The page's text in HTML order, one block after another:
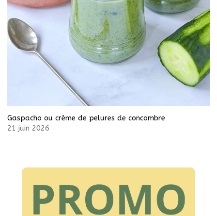
Gaspacho ou crème de pelures de concombre
21 juin 2026